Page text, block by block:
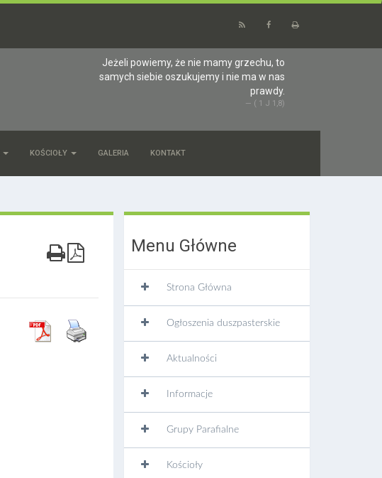
Jeżeli powiemy, że nie mamy grzechu, to
samych siebie oszukujemy i nie ma w nas
prawdy.
( 1 J 1,8)
KOŚCIOŁY GALERIA KONTAKT
Menu Główne
Strona Główna
Ogłoszenia duszpasterskie
Aktualności
Informacje
Grupy Parafialne
Kościoły